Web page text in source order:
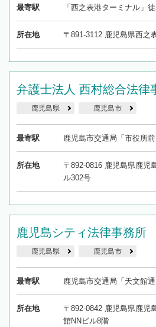
最寄駅 「西之表港ターミナル」
所在地 〒891-3112 鹿児島県西之
弁護士法人 西村総合法律
鹿児島県 鹿児島市
最寄駅 鹿児島市交通局「市役所
所在地
〒892-0816 鹿児島県鹿児
ル302号
鹿児島シティ法律事務所
鹿児島県 鹿児島市
最寄駅 鹿児島市交通局「天文館
所在地
〒892-0842 鹿児島県鹿児
館NNビル8階